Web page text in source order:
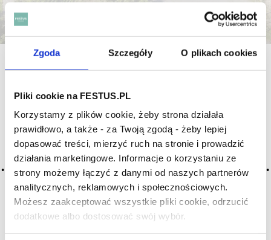
Zgoda Szczegóły O plikach cookies
Pliki cookie na FESTUS.PL
Korzystamy z plików cookie, żeby strona działała
prawidłowo, a także - za Twoją zgodą - żeby lepiej
dopasować treści, mierzyć ruch na stronie i prowadzić
działania marketingowe. Informacje o korzystaniu ze
strony możemy łączyć z danymi od naszych partnerów
analitycznych, reklamowych i społecznościowych.
Możesz zaakceptować wszystkie pliki cookie, odrzucić
dodatkowe albo dostosować swój wybór.
Czy masz ukończone 18 lat?
Archiwum wpisów tagu: vin
ordinaire
pospolite
2016-05-10
wino bez charakteru i typowości, do bieżącej konsumpcji;
pejoratywne, nieco uwłaczające określenie zwyczajnego,
niedrogiego, niskiej jakości wina stołowego,
przeznaczonego do codziennego spożycia; zwykle